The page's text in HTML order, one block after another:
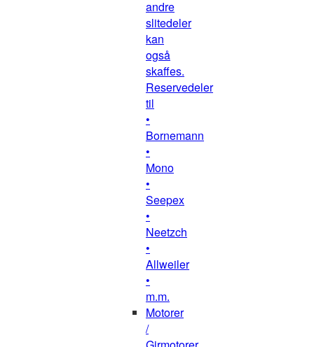
andre
slitedeler
kan
også
skaffes.
Reservedeler
til
•
Bornemann
•
Mono
•
Seepex
•
Neetzch
•
Allweiler
•
m.m.
Motorer
/